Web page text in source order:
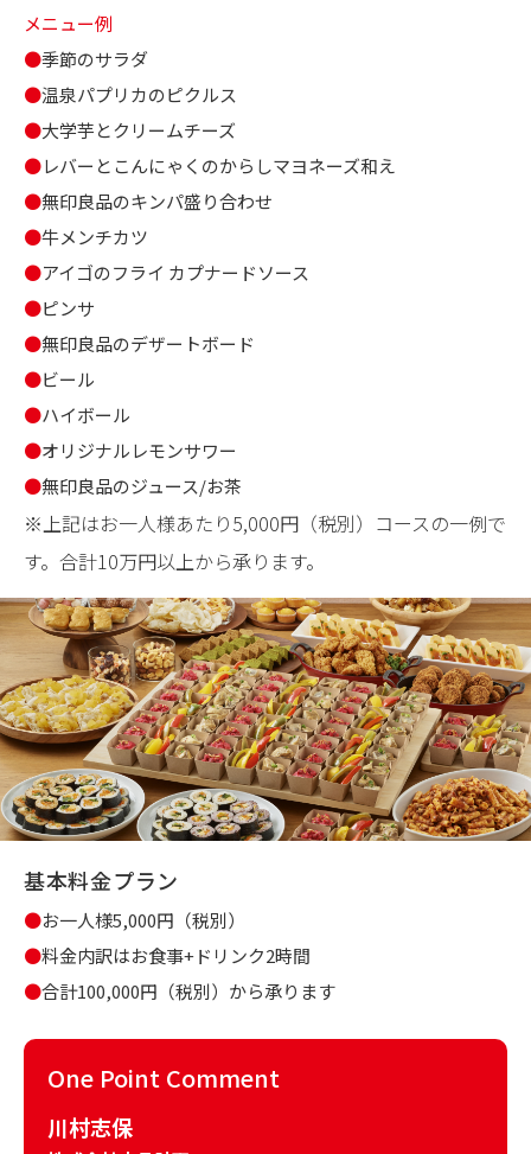
メニュー例
●季節のサラダ
●温泉パプリカのピクルス
●大学芋とクリームチーズ
●レバーとこんにゃくのからしマヨネーズ和え
●無印良品のキンパ盛り合わせ
●牛メンチカツ
●アイゴのフライ カプナードソース
●ピンサ
●無印良品のデザートボード
●ビール
●ハイボール
●オリジナルレモンサワー
●無印良品のジュース/お茶
※上記はお一人様あたり5,000円（税別）コースの一例で
す。合計10万円以上から承ります。
基本料金プラン
●お一人様5,000円（税別）
●料金内訳はお食事+ドリンク2時間
●合計100,000円（税別）から承ります
One Point Comment
川村志保